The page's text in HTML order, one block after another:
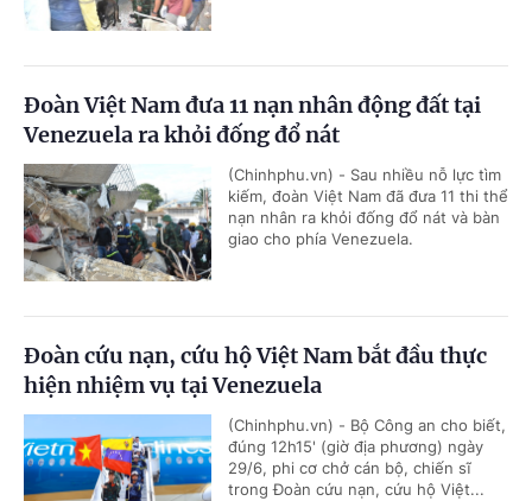
Đoàn Việt Nam đưa 11 nạn nhân động đất tại
Venezuela ra khỏi đống đổ nát
(Chinhphu.vn) - Sau nhiều nỗ lực tìm
kiếm, đoàn Việt Nam đã đưa 11 thi thể
nạn nhân ra khỏi đống đổ nát và bàn
giao cho phía Venezuela.
Đoàn cứu nạn, cứu hộ Việt Nam bắt đầu thực
hiện nhiệm vụ tại Venezuela
(Chinhphu.vn) - Bộ Công an cho biết,
đúng 12h15' (giờ địa phương) ngày
29/6, phi cơ chở cán bộ, chiến sĩ
trong Đoàn cứu nạn, cứu hộ Việt...